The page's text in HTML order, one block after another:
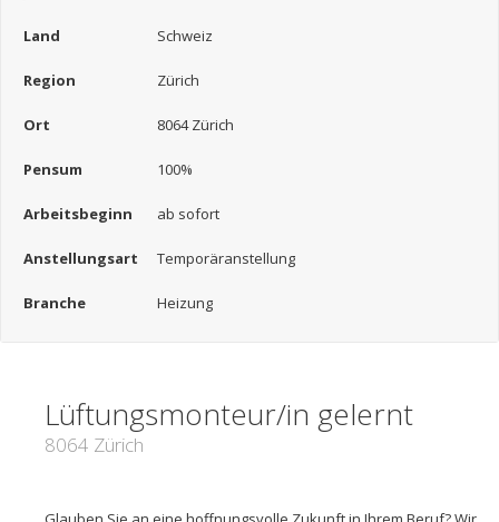
Land Schweiz
Region Zürich
Ort 8064 Zürich
Pensum 100%
Arbeitsbeginn ab sofort
Anstellungsart Temporäranstellung
Branche Heizung
Lüftungsmonteur/in gelernt
8064 Zürich